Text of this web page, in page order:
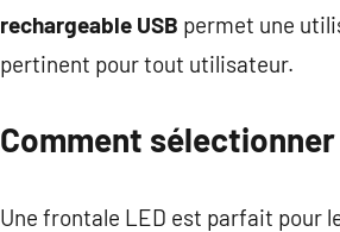
rechargeable USB permet une
pertinent pour tout utilisateur.
Comment
Une frontale LED est parfait pour